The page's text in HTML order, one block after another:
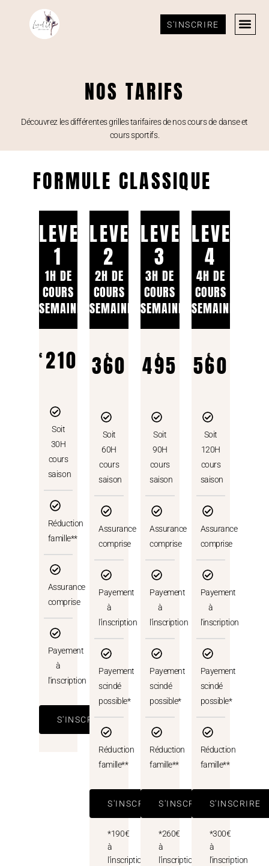
S'INSCRIRE
NOS TARIFS
Découvrez les différentes grilles tarifaires de nos cours de danse et
cours sportifs.
FORMULE CLASSIQUE
LEVEL
1
1H DE
COURS
SEMAINE
€ 210
Soit
30H
cours
saison
Réduction
famille**
Assurance
comprise
Payement
à
l'inscription
S'INSCRIRE
LEVEL
2
2H DE
COURS
SEMAINE
€
360
Soit
60H
cours
saison
Assurance
comprise
Payement
à
l'inscription
Payement
scindé
possible*
Réduction
famille**
S'INSCRIRE
*190€
à
l'inscription
LEVEL
3
3H DE
COURS
SEMAINE
€
495
Soit
90H
cours
saison
Assurance
comprise
Payement
à
l'inscription
Payement
scindé
possible*
Réduction
famille**
S'INSCRIRE
*260€
à
l'inscription
LEVEL
4
4H DE
COURS
SEMAINE
€
560
Soit
120H
cours
saison
Assurance
comprise
Payement
à
l'inscription
Payement
scindé
possible*
Réduction
famille**
S'INSCRIRE
*300€
à
l'inscription